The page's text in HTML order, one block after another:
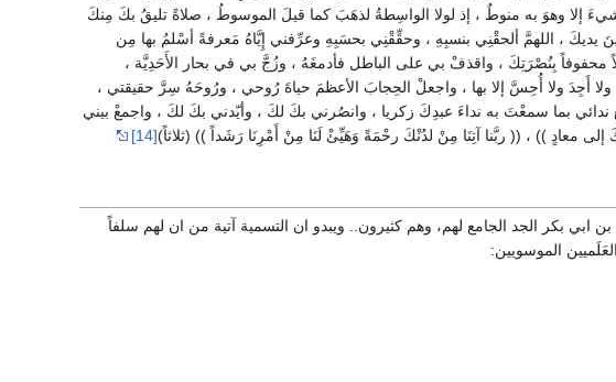
إلا وهوَ به منوطٌ ، إذ لولا الواسِطةُ لذهَبَ كما قيلَ الموسوطُ ، صلاةً تليقُ بكَ مِنكَ
يديكَ ، اللهمَّ ألحقْنِي بنسبِهِ ، وحقِّقْنِي بحسَبِهِ وعرِّفني إِيَّاهُ مَعرفةً أسْلمُ بها مِن
بِنُصْرَتِكَ ، واقذفْ بي على الباطل فأدمغَهُ ، وزُجَّ بي في بحار الأَحَدِيَّة ،
أَجِدَ ولا أُحِسَّ إلا بها ، واجعلْ الحِجابَ الأعظمَ حياةَ رُوحي ، ورُوحَهُ سِرَّ حقيقتي ،
ندائي بما سمعْتَ به نداءَ عبدِكَ زكريا ، وانصُرني بكَ لكَ ، وأيّدني بكَ لكَ ، واجمعْ بيني
معادٍ )) ، (( ربَّنا آتِنَا مِنْ لدُنْكَ رحْمَةً وَهَيِّئْ لَنَا مِنْ أَمْرِنَا رَشَداً )) (ثلاثاً)[14]
بكر الجد الجامع لهم، وهم كثيرون.. ويبدو ان التسمية آتية من ان لهم سلفاً
الموسويين: